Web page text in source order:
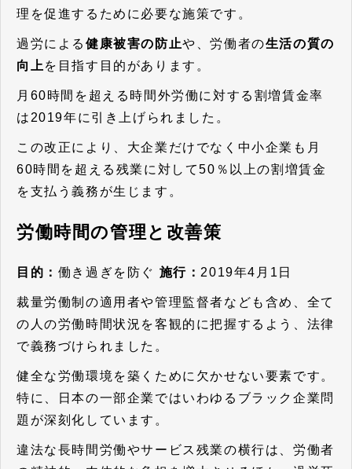
理を促進するために必要な施策です。
過労による 健康被害の防止や、労働者の生活の質の
向上を目指す目的があります。
月60時間を超える時間外労働に対する割増賃金率
は2019年に引き上げられました。
この改正により、大企業だけでなく中小企業も月
60時間を超える残業に対して50％以上の割増賃金
を支払う義務が生じます。
労働時間の管理と改善策
目的： 働き過ぎを防ぐ 施行： 2019年4月1日
裁量労働制の適用者や管理監督者なども含め、全て
の人の労働時間状況を客観的に把握するよう、法律
で義務づけられました。
健全な労働環境を築くために欠かせない要素です。
特に、日本の一部企業ではいわゆるブラック企業問
題が深刻化しています。
違法な長時間労働やサービス残業の横行は、労働者